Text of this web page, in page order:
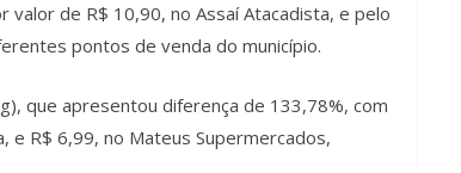
de R$ 10,90, no Assaí Atacadista, e pelo
pontos de venda do município.
que apresentou diferença de 133,78%, com
e R$ 6,99, no Mateus Supermercados,